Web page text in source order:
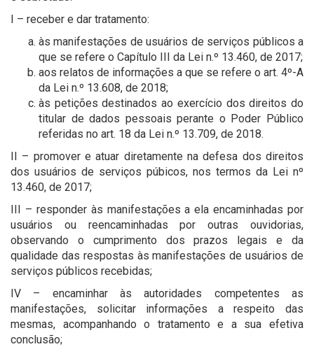
I – receber e dar tratamento:
às manifestações de usuários de serviços públicos a
que se refere o Capítulo III da Lei n.º 13.460, de 2017;
aos relatos de informações a que se refere o art. 4º-A
da Lei n.º 13.608, de 2018;
às petições destinados ao exercício dos direitos do
titular de dados pessoais perante o Poder Público
referidas no art. 18 da Lei n.º 13.709, de 2018.
II – promover e atuar diretamente na defesa dos direitos
dos usuários de serviços púbicos, nos termos da Lei nº
13.460, de 2017;
III – responder às manifestações a ela encaminhadas por
usuários ou reencaminhadas por outras ouvidorias,
observando o cumprimento dos prazos legais e da
qualidade das respostas às manifestações de usuários de
serviços públicos recebidas;
IV – encaminhar às autoridades competentes as
manifestações, solicitar informações a respeito das
mesmas, acompanhando o tratamento e a sua efetiva
conclusão;